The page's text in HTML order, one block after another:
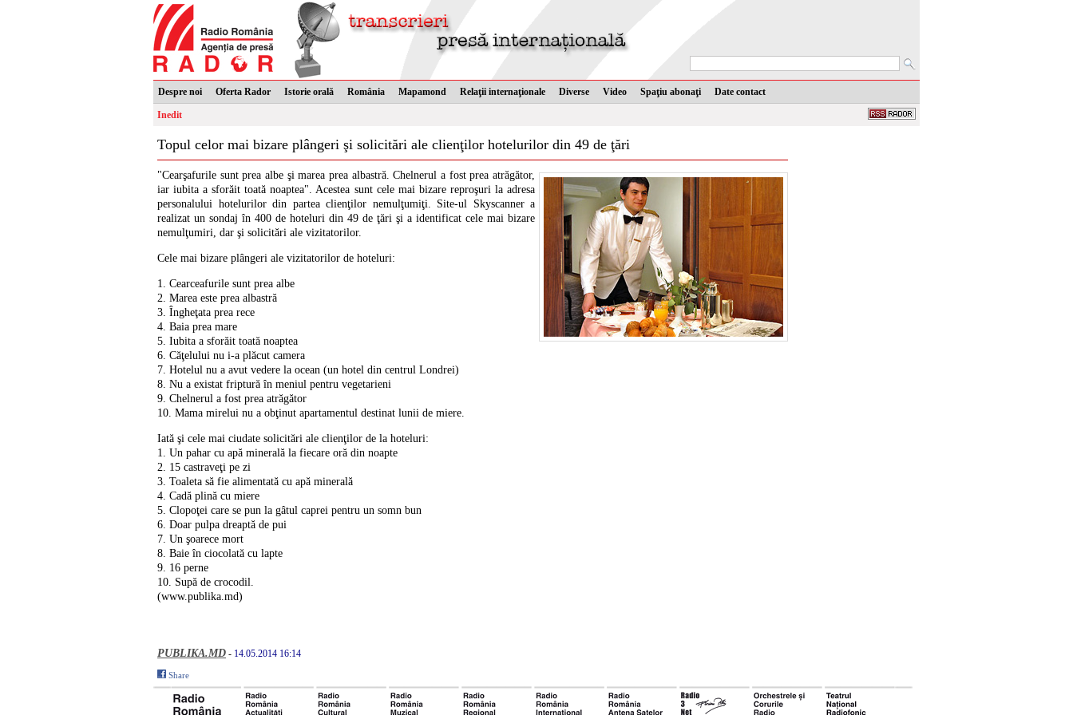
Despre noi Oferta Rador Istorie orală România Mapamond Relaţii internaţionale Diverse Video Spaţiu abonaţi Date contact
Inedit
Topul celor mai bizare plângeri şi solicitări ale clienţilor hotelurilor din 49 de ţări
"Cearşafurile sunt prea albe şi marea prea albastră. Chelnerul a fost prea atrăgător,
iar iubita a sforăit toată noaptea". Acestea sunt cele mai bizare reproşuri la adresa
personalului hotelurilor din partea clienţilor nemulţumiţi. Site-ul Skyscanner a
realizat un sondaj în 400 de hoteluri din 49 de ţări şi a identificat cele mai bizare
nemulţumiri, dar şi solicitări ale vizitatorilor.
Cele mai bizare plângeri ale vizitatorilor de hoteluri:
1. Cearceafurile sunt prea albe
2. Marea este prea albastră
3. Îngheţata prea rece
4. Baia prea mare
5. Iubita a sforăit toată noaptea
6. Căţelului nu i-a plăcut camera
7. Hotelul nu a avut vedere la ocean (un hotel din centrul Londrei)
8. Nu a existat friptură în meniul pentru vegetarieni
9. Chelnerul a fost prea atrăgător
10. Mama mirelui nu a obţinut apartamentul destinat lunii de miere.
Iată şi cele mai ciudate solicitări ale clienţilor de la hoteluri:
1. Un pahar cu apă minerală la fiecare oră din noapte
2. 15 castraveţi pe zi
3. Toaleta să fie alimentată cu apă minerală
4. Cadă plină cu miere
5. Clopoţei care se pun la gâtul caprei pentru un somn bun
6. Doar pulpa dreaptă de pui
7. Un şoarece mort
8. Baie în ciocolată cu lapte
9. 16 perne
10. Supă de crocodil.
(www.publika.md)
PUBLIKA.MD - 14.05.2014 16:14
Share